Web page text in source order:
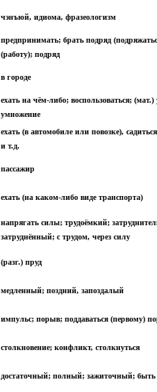
чэнъюй, идиома, фразеологизм
предпринимать; брать подряд
(работу); подряд
в городе
ехать на чём-либо; воспользоваться;
умножение
ехать (в автомобиле или повозке),
и т.д.
пассажир
ехать (на каком-либо виде транспорта)
напрягать силы; трудоёмкий;
затруднённый; с трудом, через силу
(разг.) пруд
медленный; поздний, запоздалый
импульс; порыв; поддаваться (первому)
столкновение; конфликт, столкнуться
достаточный; полный; зажиточный; быть